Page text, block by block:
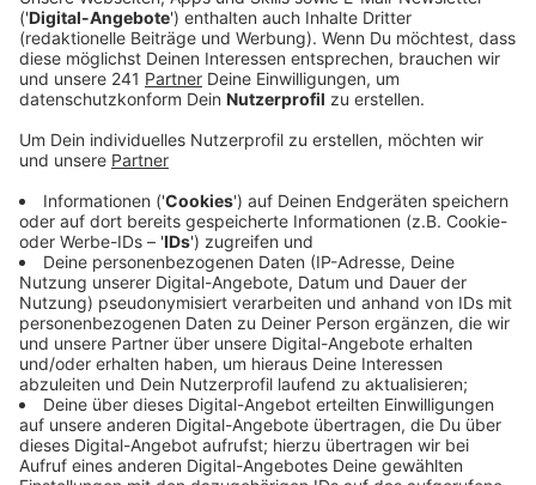
Der 18. September 2020 ist ein wichtiges Datum für
Tom Gregory. Dann erscheint seine erstes Album
"Heaven In A World So Cold". Vorab gibt es aber noch
einen neuen Song - quasi als als musikalisches
Betthupferl. Dabei stampft es in "Rather Be You"
weniger als in seinen Hits "Small Steps" und
"Fingertips". "Als meine letzte Beziehung zu Ende war,
hatte ich das Gefühl, dass meine Exfreundin besser
damit abschließen konnte als ich. Es fiel ihr einfach
leichter als mir. Deshalb wünschte ich mir, ich wäre sie
und so kam die Idee zu 'Rather Be You'", erzählt Tom
im Interview.
Anzeige